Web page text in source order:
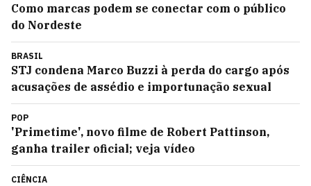
Como marcas podem se conectar com o público
do Nordeste
BRASIL
STJ condena Marco Buzzi à perda do cargo após
acusações de assédio e importunação sexual
POP
'Primetime', novo filme de Robert Pattinson,
ganha trailer oficial; veja vídeo
CIÊNCIA